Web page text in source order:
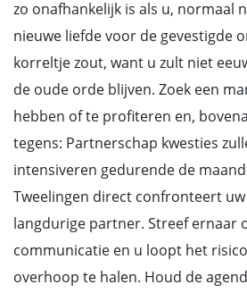
zo onafhankelijk is als u, normaal
nieuwe liefde voor de gevestigde
korreltje zout, want u zult niet
de oude orde blijven. Zoek een
hebben of te profiteren en,
tegens: Partnerschap kwesties
intensiveren gedurende de
Tweelingen direct confronteert
langdurige partner. Streef ernaar
communicatie en u loopt het
overhoop te halen. Houd de